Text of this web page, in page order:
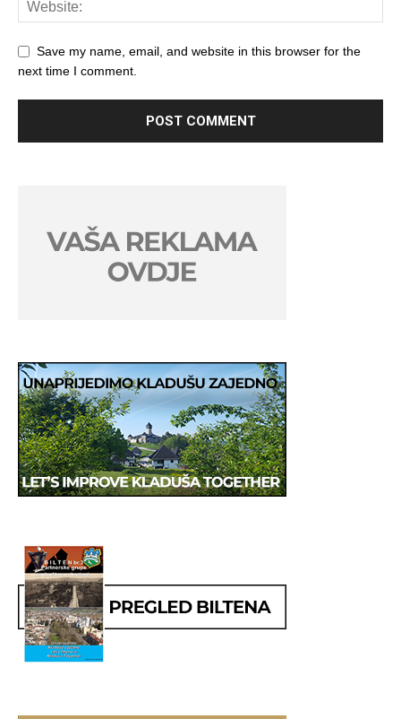
Save my name, email, and website in this browser for the
next time I comment.